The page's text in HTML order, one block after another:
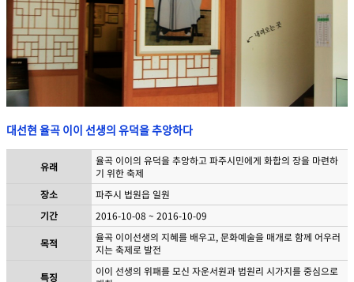
대선현 율곡 이이 선생의 유덕을 추앙하다
유래
율곡 이이의 유덕을 추앙하고 파주시민에게 화합의 장을 마련하
기 위한 축제
장소
파주시 법원읍 일원
기간
2016-10-08 ~ 2016-10-09
목적
율곡 이이선생의 지혜를 배우고, 문화예술을 매개로 함께 어우러
지는 축제로 발전
특징
이이 선생의 위패를 모신 자운서원과 법원리 시가지를 중심으로